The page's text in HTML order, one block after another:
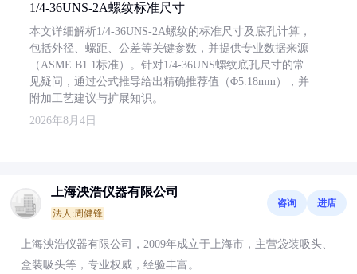
1/4-36UNS-2A螺纹标准尺寸
本文详细解析1/4-36UNS-2A螺纹的标准尺寸及底孔计算，
包括外径、螺距、公差等关键参数，并提供专业数据来源
（ASME B1.1标准）。针对1/4-36UNS螺纹底孔尺寸的常
见疑问，通过公式推导给出精确推荐值（Φ5.18mm），并
附加工艺建议与扩展知识。
2026年8月4日
上海泱浩仪器有限公司
法人:周健锋
咨询 进店
上海泱浩仪器有限公司，2009年成立于上海市，主营袋装吸头、
盒装吸头等，专业权威，经验丰富。